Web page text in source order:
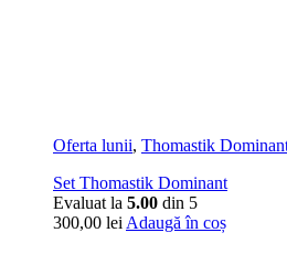
Oferta lunii, Thomastik
Set Thomastik Dominant
Evaluat la 5.00 din 5
300,00 lei Adaugă în coș